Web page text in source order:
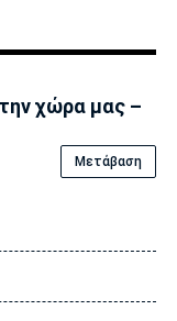
χώρα μας –
Μετάβαση